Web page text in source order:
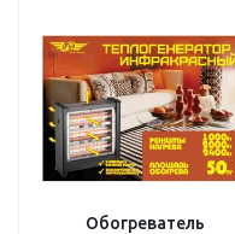
Обогреватель